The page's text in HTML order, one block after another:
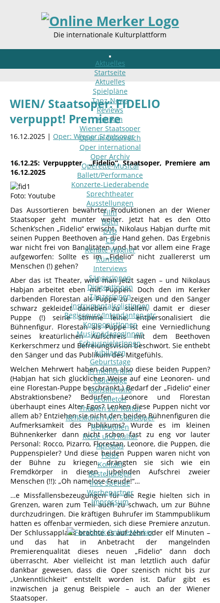
Die internationale Kulturplattform
Aktuelles
Startseite
Aktuelles
Spielpläne
Tanz-News
Reviews
Kritiken
Wiener Staatsoper
Oper in Österreich
Oper international
Oper Archiv
Operette-Musical
Ballett/Performance
Konzerte-Liederabende
Sprechtheater
Ausstellungen
Film
Buch
DVD
CD
Renate Wagner
Künstler
Interviews
SängerInnen
DirigentInnen
TänzerInnen
InstrumentalsolistInnen
Regisseure/Intendanten-etc
KomponistInnen
MusikpädagogInnen
SchauspielerInnen
Jubilaeen
Geburtstage
In memoriam
Todestage
Künstler-Info
Feuilleton
Themen zur Kultur
Reflexionen Wr. Staatsoper
Reflexionen
Reise und Kultur
Apropos
Fotos
Kontakt
Bestellungen
Ihre Spende
Werbepartner
Impressum
WIEN/ Staatsoper: FIDELIO
verpuppt! Premiere
16.12.2025 | Oper: Wiener Staatsoper
16.12.25: Verpuppter „Fidelio“, Staatsoper, Premiere am
16.12.2025
Foto: Youtube
Das Aussortieren bewährter Produktionen an der Wiener
Staatsoper geht munter weiter. Jetzt hat es den Otto
Schenk’schen „Fidelio“ erwischt. Nikolaus Habjan durfte mit
seinen Puppen Beethoven an die Hand gehen. Das Ergebnis
war nicht frei von Banalitäten und hat vor allem eine Frage
aufgeworfen: Sollte es im „Fidelio“ nicht zuallererst um
Menschen (!) gehen?
Aber das ist Theater, wird man jetzt sagen – und Nikolaus
Habjan arbeitet eben mit Puppen. Doch den im Kerker
darbenden Florestan als Puppe zu zeigen und den Sänger
schwarz gekleidet daneben zu stellen, damit er dieser
Puppe (!) seine Stimme leihe, entpersonalisiert die
Bühnenfigur. Florestan als Puppe ist eine Verniedlichung
seines kreatürlichen Aufschreis mit dem Beethoven
Kerkerschmerz und Befreiungsvision beschwört. Sie enthebt
den Sänger und das Publikum des Mitgefühls.
Welchen Mehrwert haben dann also diese beiden Puppen?
(Habjan hat sich glücklicher Weise auf eine Leonoren- und
eine Florestan-Puppe beschränkt.) Bedarf der „Fidelio“ einer
Abstraktionsbene? Bedürfen Leonore und Florestan
überhaupt eines Alter Egos? Lenken diese Puppen nicht vor
allem ab? Entziehen sie nicht den beiden Bühnenfiguren die
Aufmerksamkeit des Publikums? Wurde es im kleinen
Bühnenkerker dann nicht schon fast zu eng vor lauter
Personal: Rocco, Pizarro, Florestan, Leonore, die Puppen, die
Puppenspieler? Und diese beiden Puppen waren nicht von
der Bühne zu kriegen, drängten sie sich wie ein
Fremdkörper in diesen jubelnden Aufschrei zweier
Menschen (!!): „Oh namelose Freude!“…
…e Missfallensbezeugungen für die Regie hielten sich in
Grenzen, waren zum Teil auch zu schwach, um zur Bühne
durchzudringen. Die kräftigen Buhrufer im Stammpublikum
hatten es offenbar vermieden, sich diese Premiere anzutun.
Der Schlussapplaus brachte es auf zehn oder elf Minuten –
und das hat in Anbetracht der mangelnden
Premierenqualität dieses neuen „Fidelio“ dann doch
überrascht. Aber vielleicht ist man letztlich auch dafür
dankbar gewesen, dass die Oper szenisch nicht bis zur
„Unkenntlichkeit“ entstellt worden ist. Dafür gibt es
inzwischen ja genug Beispiele – auch an der Wiener
Staatsoper.